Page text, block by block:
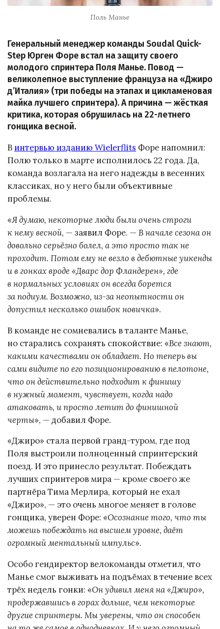
Поль Манье
Генеральный менеджер команды Soudal Quick-
Step Юрген Форе встал на защиту своего
молодого спринтера Поля Манье. Повод —
великолепное выступление француза на «Джиро
д’Италия» (три победы на этапах и цикламеновая
майка лучшего спринтера). А причина — жёсткая
критика, которая обрушилась на 22-летнего
гонщика весной.
В интервью изданию Wielerflits Форе напомнил:
Полю только в марте исполнилось 22 года. Да,
команда возлагала на него надежды в весенних
классиках, но у него были объективные
проблемы.
«Я думаю, некоторые люди были очень строги
к нему весной, — заявил Форе. — В начале сезона он
довольно серьёзно болел, а это просто так не
проходит. Потом ему не везло в дебютные уикенды
и в гонках вроде «Дварс дор Фландерен», где
в нормальных условиях он всегда борется
за подиум. Возможно, из-за неопытности он
допустил несколько ошибок новичка».
В команде не сомневались в таланте Манье,
но старались сохранять спокойствие: «Все знают,
какими качествами он обладает. Но теперь вы
сами видите по его позиционированию в пелотоне,
что он действительно подходит к финишу
в нужный момент, чувствует, когда надо
атаковать, и просто летит до финишной
черты», — добавил Форе.
«Джиро» стала первой гранд-туром, где под
Поля выстроили полноценный спринтерский
поезд. И это принесло результат. Побеждать
лучших спринтеров мира — кроме своего же
партнёра Тима Мерлира, который не ехал
«Джиро», — это очень многое меняет в голове
гонщика, уверен Форе: «Осознание того, что ты
можешь побеждать на высшем уровне, даёт
огромный ментальный импульс».
Особо гендиректор велокоманды отметил, что
Манье смог выживать на подъёмах в течение всех
трёх недель гонки: «Он удивил меня на «Джиро»,
продержавшись в горах дольше, чем некоторые
другие спринтеры. Мы уверены, что он способен